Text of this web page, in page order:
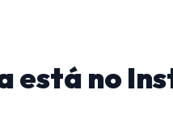
está no